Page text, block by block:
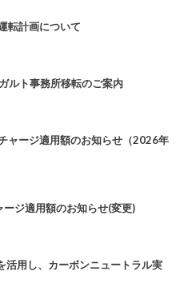
転計画について
ルト事務所移転のご案内
ャージ適用額のお知らせ（2026年
ジ適用額のお知らせ(変更)
活用し、カーボンニュートラル実